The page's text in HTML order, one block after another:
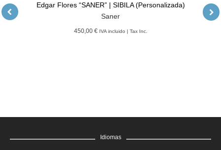
Edgar Flores “SANER” | SIBILA (Personalizada)
Saner
450,00 € IVA incluido | Tax Inc.
LEER MÁS
Edgar Flores “SANER” | El rostro de todas las vidas
Idiomas